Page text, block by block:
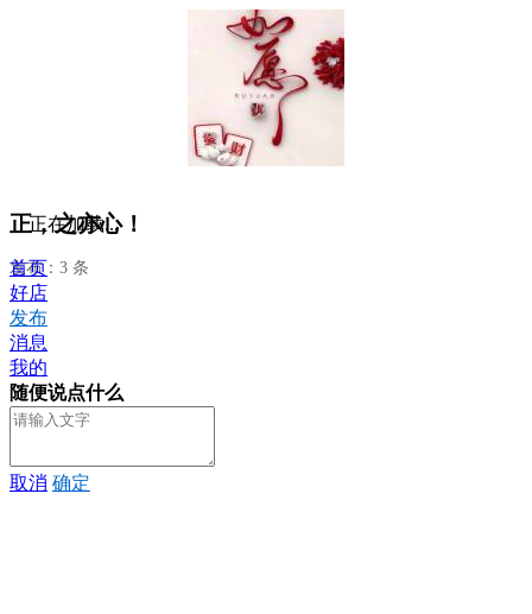
正，之亦心！
发布：3 条
正在加载...
首页
好店
发布
消息
我的
随便说点什么
取消 确定